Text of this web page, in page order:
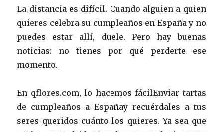
La distancia es difícil. Cuando alguien a quien
quieres celebra su cumpleaños en España y no
puedes estar allí, duele. Pero hay buenas
noticias: no tienes por qué perderte ese
momento.
En qflores.com, lo hacemos fácilEnviar tartas
de cumpleaños a Españay recuérdales a tus
seres queridos cuánto los quieres. Ya sea que